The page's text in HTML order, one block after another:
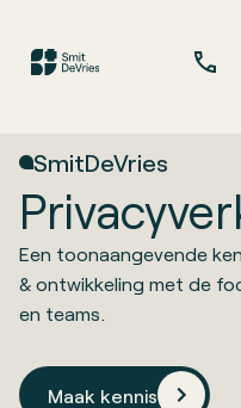
SmitDeVries
Een toonaangevende
& ontwikkeling met de
en teams.
Maak kennis